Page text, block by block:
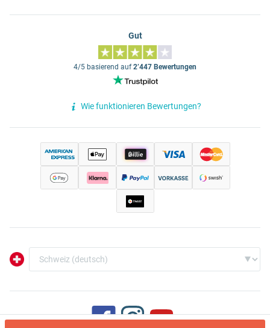
Gut
4/5 basierend auf2’447 Bewertungen
Wie funktionieren Bewertungen?